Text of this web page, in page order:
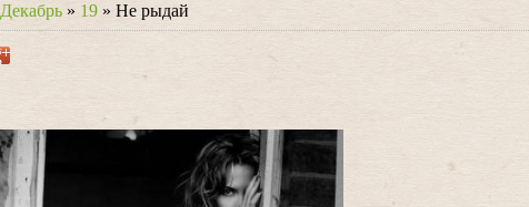
Декабрь » 19 » Не рыдай